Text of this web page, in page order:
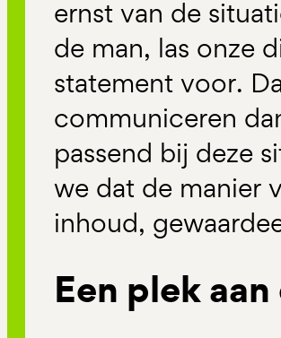
ernst van de
de man, las onze
statement voor.
communiceren
passend bij deze
we dat de manier
inhoud,
Een plek